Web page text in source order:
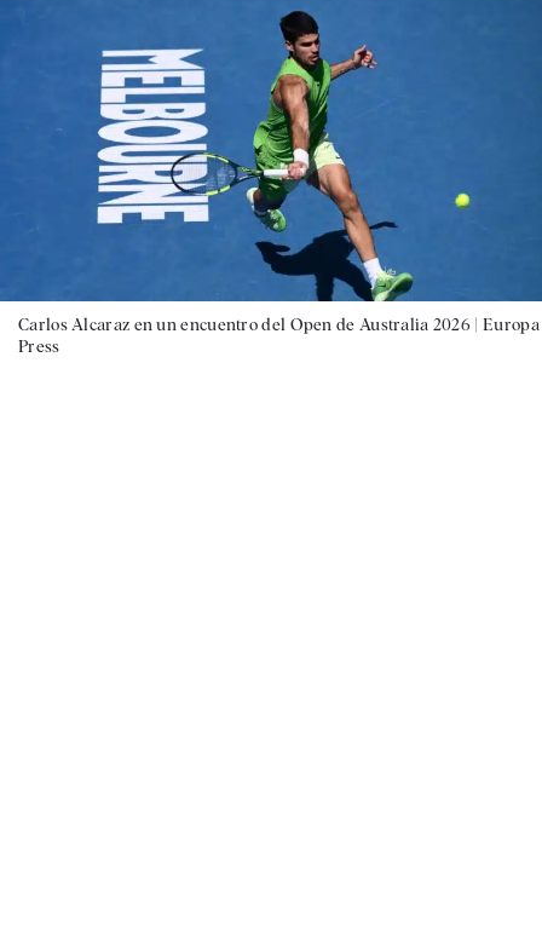
Carlos Alcaraz en un encuentro del Open de Australia 2026 | Europa
Press